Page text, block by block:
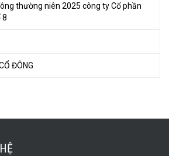
thường niên 2025 công ty Cổ phần
8
ĐÔNG